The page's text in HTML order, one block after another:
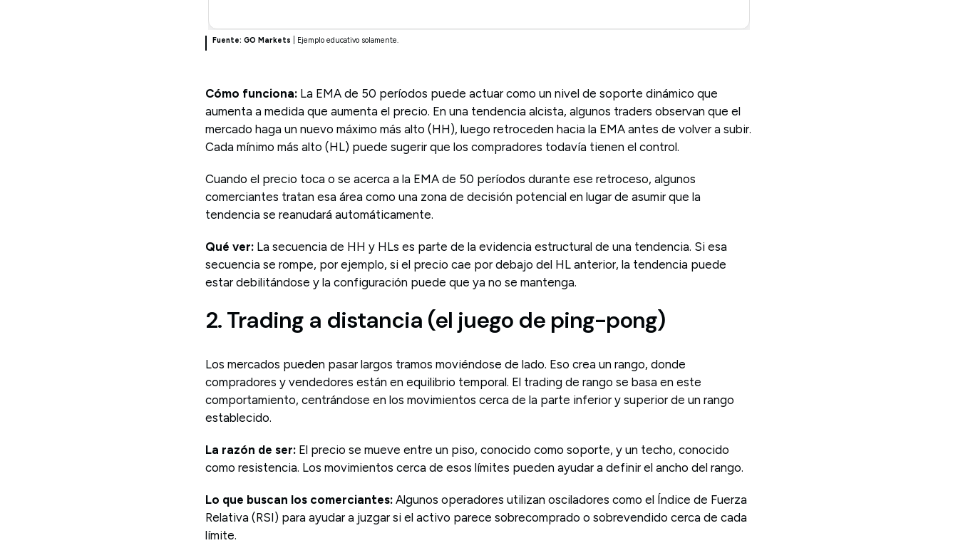
Fuente: GO Markets | Ejemplo educativo solamente.
Cómo funciona: La EMA de 50 períodos puede actuar como un nivel de soporte dinámico que
aumenta a medida que aumenta el precio. En una tendencia alcista, algunos traders observan que el
mercado haga un nuevo máximo más alto (HH), luego retroceden hacia la EMA antes de volver a subir.
Cada mínimo más alto (HL) puede sugerir que los compradores todavía tienen el control.
Cuando el precio toca o se acerca a la EMA de 50 períodos durante ese retroceso, algunos
comerciantes tratan esa área como una zona de decisión potencial en lugar de asumir que la
tendencia se reanudará automáticamente.
Qué ver: La secuencia de HH y HLs es parte de la evidencia estructural de una tendencia. Si esa
secuencia se rompe, por ejemplo, si el precio cae por debajo del HL anterior, la tendencia puede
estar debilitándose y la configuración puede que ya no se mantenga.
2. Trading a distancia (el juego de ping-pong)
Los mercados pueden pasar largos tramos moviéndose de lado. Eso crea un rango, donde
compradores y vendedores están en equilibrio temporal. El trading de rango se basa en este
comportamiento, centrándose en los movimientos cerca de la parte inferior y superior de un rango
establecido.
La razón de ser: El precio se mueve entre un piso, conocido como soporte, y un techo, conocido
como resistencia. Los movimientos cerca de esos límites pueden ayudar a definir el ancho del rango.
Lo que buscan los comerciantes: Algunos operadores utilizan osciladores como el Índice de Fuerza
Relativa (RSI) para ayudar a juzgar si el activo parece sobrecomprado o sobrevendido cerca de cada
límite.